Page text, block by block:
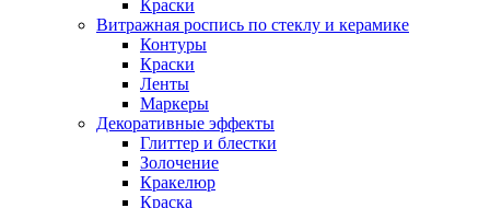
Краски
Витражная роспись по стеклу и керамике
Контуры
Краски
Ленты
Маркеры
Декоративные эффекты
Глиттер и блестки
Золочение
Кракелюр
Краска